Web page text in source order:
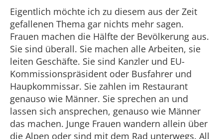
Eigentlich möchte ich zu diesem aus der Zeit
gefallenen Thema gar nichts mehr sagen.
Frauen machen die Hälfte der Bevölkerung aus.
Sie sind überall. Sie machen alle Arbeiten, sie
leiten Geschäfte. Sie sind Kanzler und EU-
Kommissionspräsident oder Busfahrer und
Haupkommissar. Sie zahlen im Restaurant
genauso wie Männer. Sie sprechen an und
lassen sich ansprechen, genauso wie Männer
das machen. Junge Frauen wandern allein über
die Alpen oder sind mit dem Rad unterwegs. All